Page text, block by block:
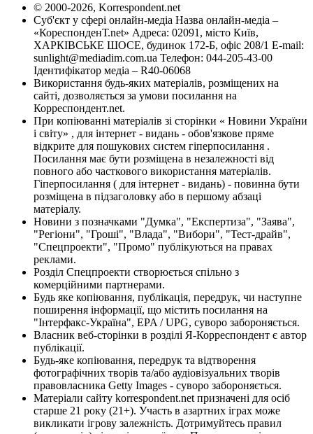
© 2000-2026, Korrespondent.net
Суб'єкт у сфері онлайн-медіа Назва онлайн-медіа –
«КореспонденТ.net» Адреса: 02091, місто Київ,
ХАРКІВСЬКЕ ШОСЕ, будинок 172-Б, офіс 208/1 E-mail:
sunlight@mediadim.com.ua Телефон: 044-205-43-00
Ідентифікатор медіа – R40-06068
Використання будь-яких матеріалів, розміщених на
сайті, дозволяється за умови посилання на
Корреспондент.net.
При копіюванні матеріалів зі сторінки « Новини України
і світу» , для інтернет - видань - обов'язкове пряме
відкрите для пошукових систем гіперпосилання .
Посилання має бути розміщена в незалежності від
повного або часткового використання матеріалів.
Гіперпосилання ( для інтернет - видань) - повинна бути
розміщена в підзаголовку або в першому абзаці
матеріалу.
Новини з позначками "Думка", "Експертиза", "Заява",
"Регіони", "Гроші", "Влада", "Вибори", "Тест-драйв",
"Спецпроекти", "Промо" публікуються на правах
реклами.
Розділ Спецпроекти створюється спільно з
комерційними партнерами.
Будь яке копіювання, публікація, передрук, чи наступне
поширення інформації, що містить посилання на
"Інтерфакс-Україна", EPA / UPG, суворо забороняється.
Власник веб-сторінки в розділі Я-Корреспондент є автор
публікації.
Будь-яке копіювання, передрук та відтворення
фотографічних творів та/або аудіовізуальних творів
правовласника Getty Images - суворо забороняється.
Матеріали сайту korrespondent.net призначені для осіб
старше 21 року (21+). Участь в азартних іграх може
викликати ігрову залежність. Дотримуйтесь правил